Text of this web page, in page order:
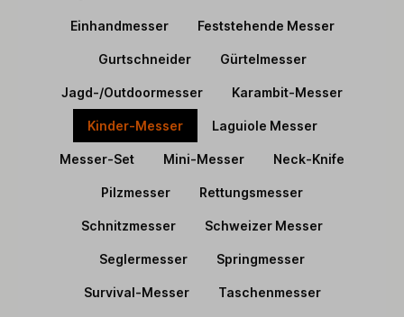
Einhandmesser Feststehende Messer
Gurtschneider Gürtelmesser
Jagd-/Outdoormesser Karambit-Messer
Kinder-Messer Laguiole Messer
Messer-Set Mini-Messer Neck-Knife
Pilzmesser Rettungsmesser
Schnitzmesser Schweizer Messer
Seglermesser Springmesser
Survival-Messer Taschenmesser